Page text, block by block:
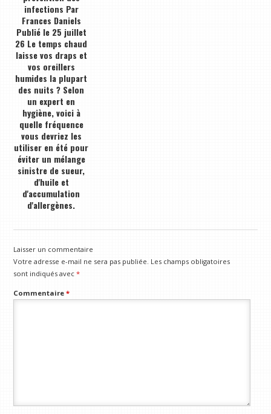
infections Par
Frances Daniels
Publié le 25 juillet
26 Le temps chaud
laisse vos draps et
vos oreillers
humides la plupart
des nuits ? Selon
un expert en
hygiène, voici à
quelle fréquence
vous devriez les
utiliser en été pour
éviter un mélange
sinistre de sueur,
d'huile et
d'accumulation
d'allergènes.
Laisser un commentaire
Votre adresse e-mail ne sera pas publiée. Les champs obligatoires
sont indiqués avec*
Commentaire*